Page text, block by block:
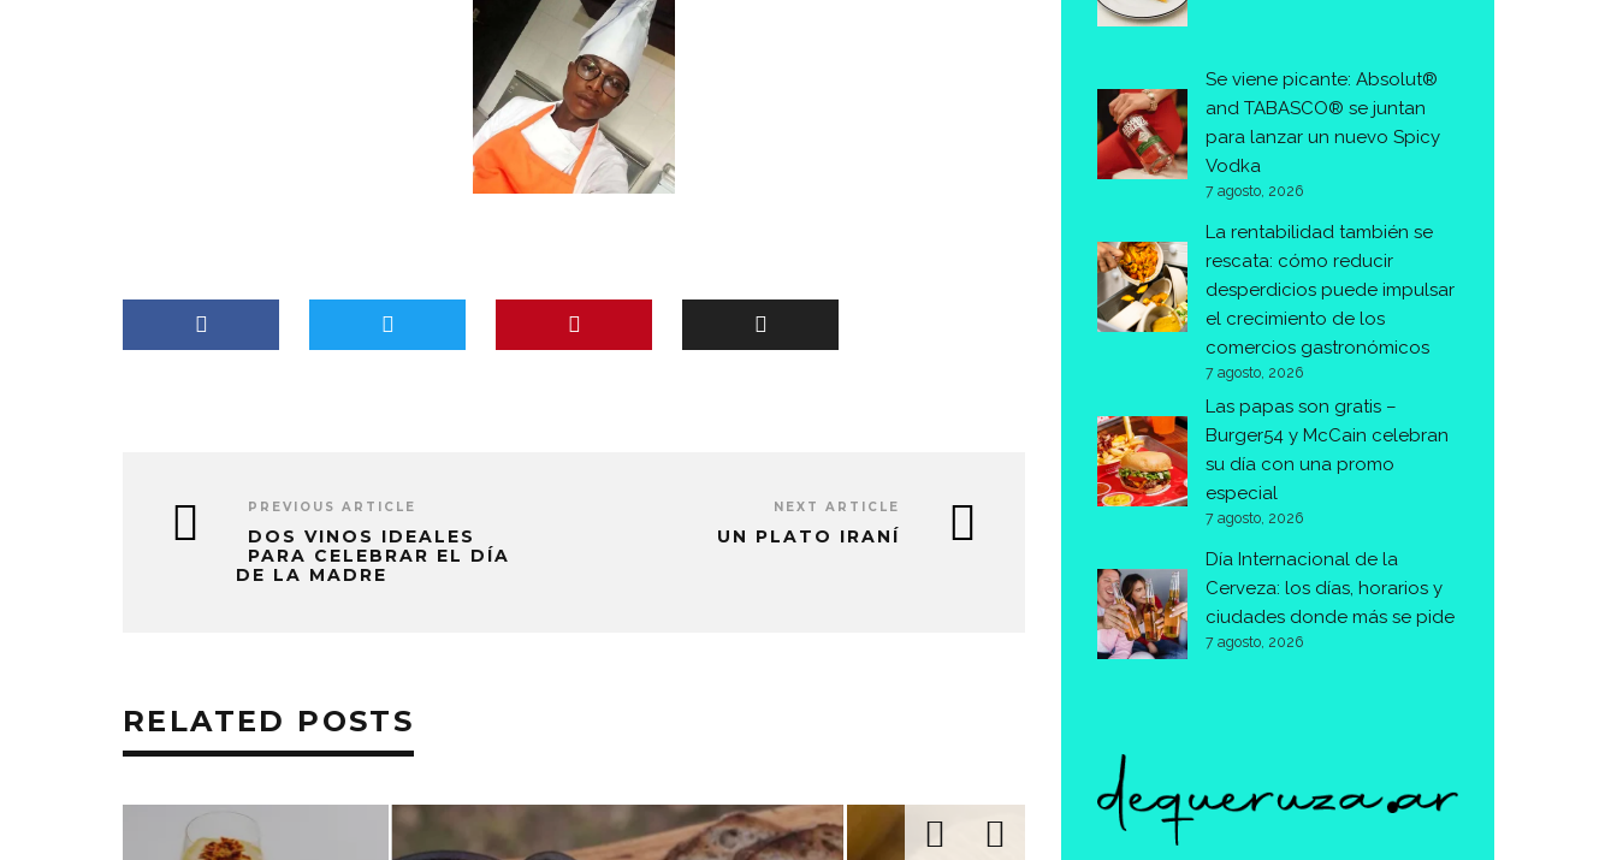
PREVIOUS ARTICLE
DOS VINOS IDEALES
PARA CELEBRAR EL DÍA
DE LA MADRE
NEXT ARTICLE
UN PLATO IRANÍ
RELATED POSTS
Se viene picante: Absolut®
and TABASCO® se juntan
para lanzar un nuevo Spicy
Vodka
7 agosto, 2026
La rentabilidad también se
rescata: cómo reducir
desperdicios puede impulsar
el crecimiento de los
comercios gastronómicos
7 agosto, 2026
Las papas son gratis –
Burger54 y McCain celebran
su día con una promo
especial
7 agosto, 2026
Día Internacional de la
Cerveza: los días, horarios y
ciudades donde más se pide
7 agosto, 2026